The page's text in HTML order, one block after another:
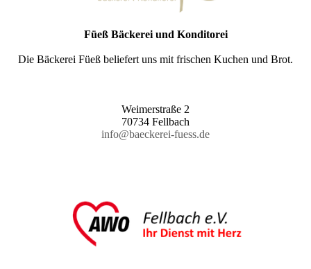
Füeß Bäckerei und Konditorei
Die Bäckerei Füeß beliefert uns mit frischen Kuchen und Brot.
Weimerstraße 2
70734 Fellbach
info@baeckerei-fuess.de